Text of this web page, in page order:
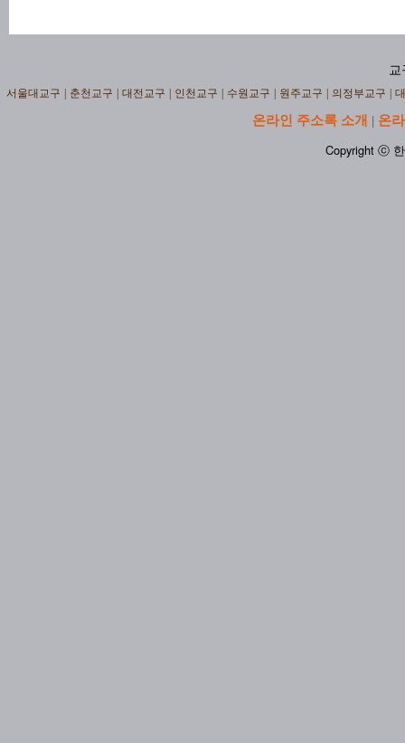
교
서울대교구 춘천교구 대전교구 인천교구 수원교구 원주교구 의정부교구
온라인 주소록 소개 | 온
Copyright ⓒ